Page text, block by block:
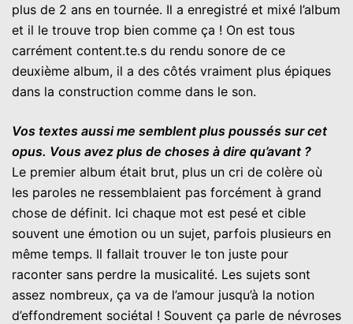
plus de 2 ans en tournée. Il a enregistré et mixé l’album
et il le trouve trop bien comme ça ! On est tous
carrément content.te.s du rendu sonore de ce
deuxième album, il a des côtés vraiment plus épiques
dans la construction comme dans le son.
Vos textes aussi me semblent plus poussés sur cet
opus. Vous avez plus de choses à dire qu’avant ?
Le premier album était brut, plus un cri de colère où
les paroles ne ressemblaient pas forcément à grand
chose de définit. Ici chaque mot est pesé et cible
souvent une émotion ou un sujet, parfois plusieurs en
même temps. Il fallait trouver le ton juste pour
raconter sans perdre la musicalité. Les sujets sont
assez nombreux, ça va de l’amour jusqu’à la notion
d’effondrement sociétal ! Souvent ça parle de névroses